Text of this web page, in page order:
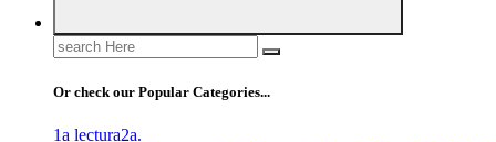
Search
for:
Or check our Popular Categories...
1a lectura2a.